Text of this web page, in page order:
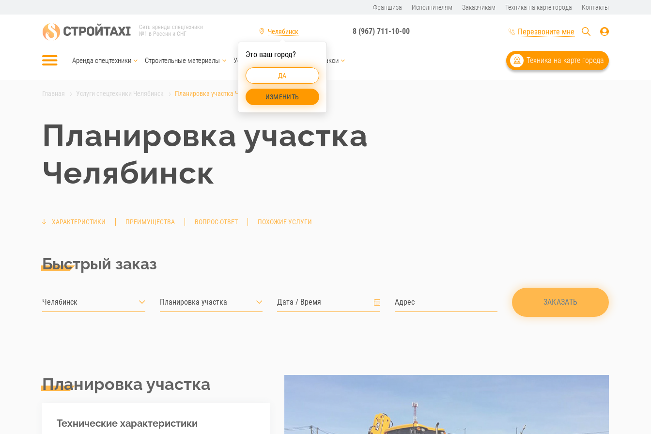
Франшиза Исполнителям Заказчикам Техника на карте города Контакты
Сеть аренды спецтехники
№1 в России и СНГ
Челябинск
Это ваш город?
ДА
ИЗМЕНИТЬ
8 (967) 711-10-00 Перезвоните мне
Аренда спецтехники Строительные материалы Услуги спецтехники СтройТакси Техника на карте города
Главная Услуги спецтехники Челябинск Планировка участка Челябинск
Планировка участка
Челябинск
ХАРАКТЕРИСТИКИ ПРЕИМУЩЕСТВА ВОПРОС-ОТВЕТ ПОХОЖИЕ УСЛУГИ
Быстрый заказ
Челябинск Планировка участка ЗАКАЗАТЬ
Планировка участка
Технические характеристики